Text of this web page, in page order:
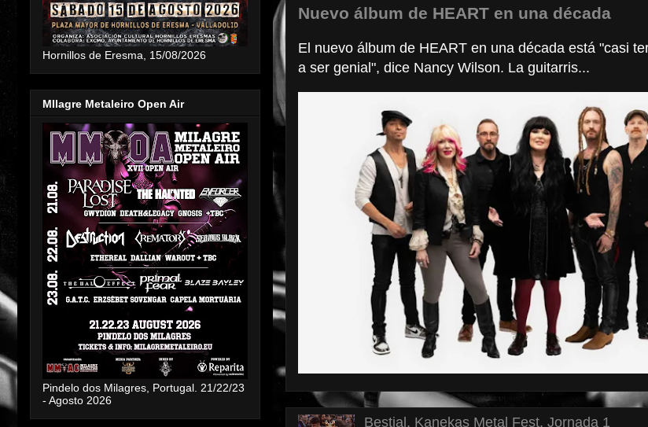
Nuevo álbum de HEART en una década
El nuevo álbum de HEART en una década está "casi
a ser genial", dice Nancy Wilson. La guitarris...
Bestial. Kanekas Metal Fest, Jornada 1
Hornillos de Eresma, 15/08/2026
MIlagre Metaleiro Open Air
Pindelo dos Milagres, Portugal. 21/22/23
- Agosto 2026